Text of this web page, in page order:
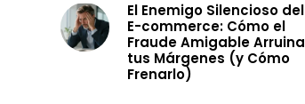
El Enemigo Silencioso del
E-commerce: Cómo el
Fraude Amigable Arruina
tus Márgenes (y Cómo
Frenarlo)